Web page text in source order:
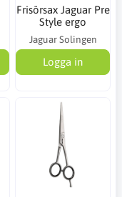
Frisörsax Jaguar Pre
Style ergo
Jaguar Solingen
Logga in